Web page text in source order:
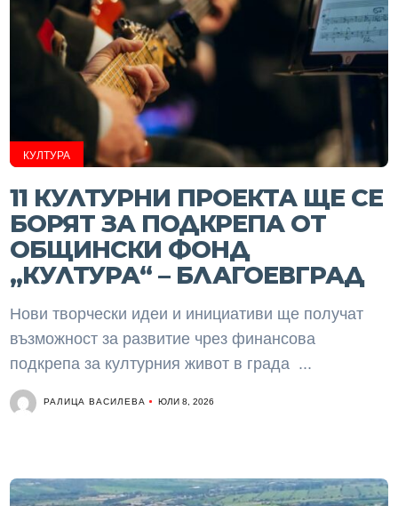
КУЛТУРА
11 КУЛТУРНИ ПРОЕКТА ЩЕ СЕ
БОРЯТ ЗА ПОДКРЕПА ОТ
ОБЩИНСКИ ФОНД
„КУЛТУРА“ – БЛАГОЕВГРАД
Нови творчески идеи и инициативи ще получат
възможност за развитие чрез финансова
подкрепа за културния живот в града ...
РАЛИЦА ВАСИЛЕВА ЮЛИ 8, 2026